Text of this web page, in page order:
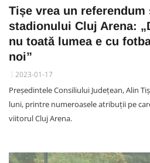
Tișe vrea un referendum
stadionului Cluj Arena:
nu toată lumea e cu
noi”
2023-01-17
Președintele Consiliului Județean, Alin
luni, printre numeroasele atribuții pe
viitorul Cluj Arena.